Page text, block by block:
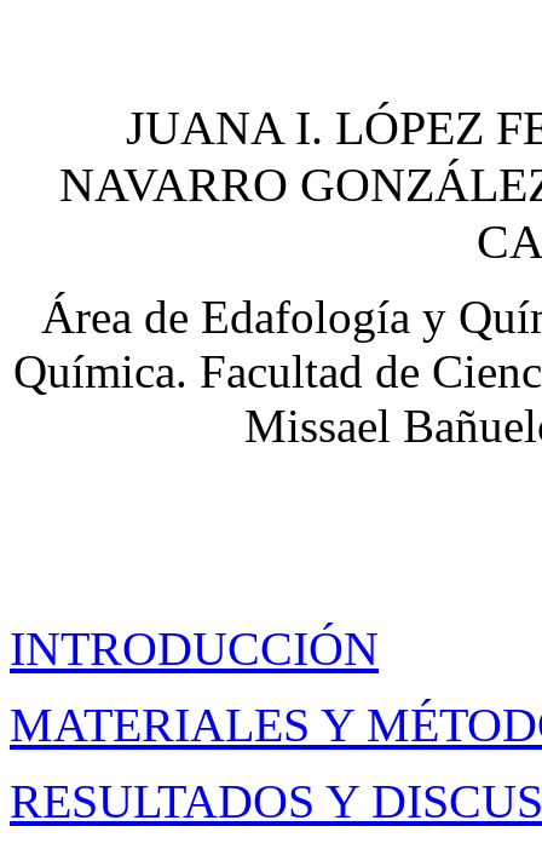
JUANA I. LÓPEZ
NAVARRO
Área de Edafología y
Química. Facultad de
Missael
INTRODUCCIÓN
MATERIALES Y
RESULTADOS Y